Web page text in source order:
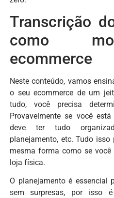
Transcrição
como
ecommerce
Neste conteúdo, vamos
o seu ecommerce de um
tudo, você precisa
Provavelmente se você
deve ter tudo
planejamento, etc. Tudo
mesma forma como se
loja física.
O planejamento é essencial
sem surpresas, por isso